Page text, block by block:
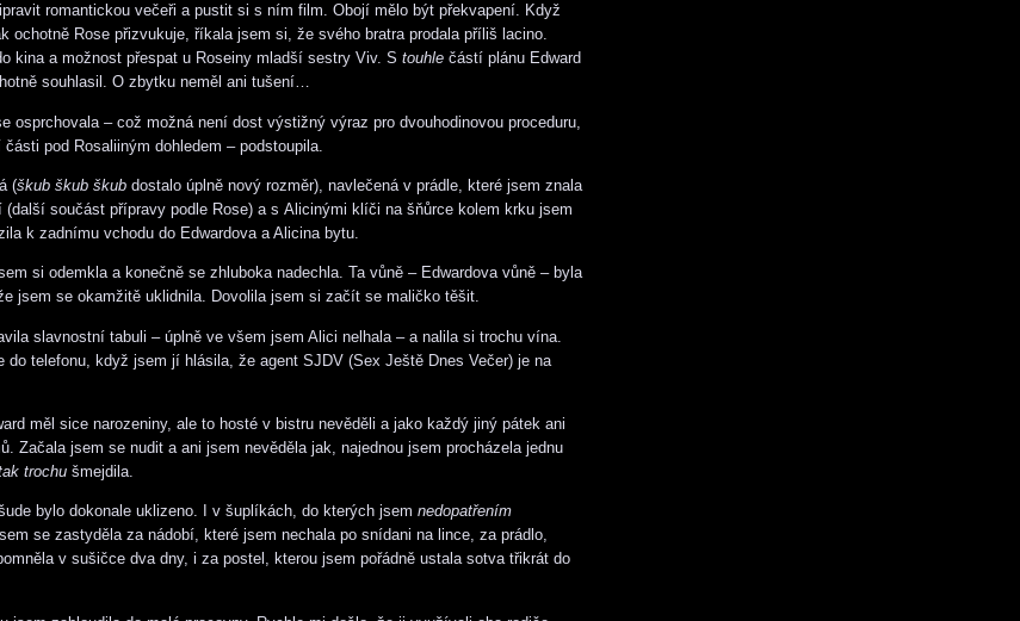
romantickou večeři a pustit si s ním film. Obojí mělo být překvapení. Když
ochotně Rose přizvukuje, říkala jsem si, že svého bratra prodala příliš lacino.
kina a možnost přespat u Roseiny mladší sestry Viv. S touhle částí plánu Edward
souhlasil. O zbytku neměl ani tušení…
osprchovala – což možná není dost výstižný výraz pro dvouhodinovou proceduru,
pod Rosaliiným dohledem – podstoupila.
(škub škub škub dostalo úplně nový rozměr), navlečená v prádle, které jsem znala
součást přípravy podle Rose) a s Alicinými klíči na šňůrce kolem krku jsem
k zadnímu vchodu do Edwardova a Alicina bytu.
si odemkla a konečně se zhluboka nadechla. Ta vůně – Edwardova vůně – byla
jsem se okamžitě uklidnila. Dovolila jsem si začít se maličko těšit.
slavnostní tabuli – úplně ve všem jsem Alici nelhala – a nalila si trochu vína.
do telefonu, když jsem jí hlásila, že agent SJDV (Sex Ještě Dnes Večer) je na
měl sice narozeniny, ale to hosté v bistru nevěděli a jako každý jiný pátek ani
Začala jsem se nudit a ani jsem nevěděla jak, najednou jsem procházela jednu
trochu šmejdila.
bylo dokonale uklizeno. I v šuplíkách, do kterých jsem nedopatřením
se zastyděla za nádobí, které jsem nechala po snídani na lince, za prádlo,
v sušičce dva dny, i za postel, kterou jsem pořádně ustala sotva třikrát do